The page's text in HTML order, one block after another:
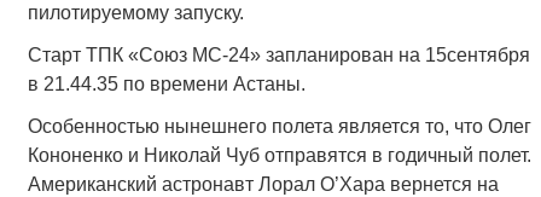
пилотируемому запуску.
Старт ТПК «Союз МС-24» запланирован на 15сентября
в 21.44.35 по времени Астаны.
Особенностью нынешнего полета является то, что Олег
Кононенко и Николай Чуб отправятся в годичный полет.
Американский астронавт Лорал О’Хара вернется на